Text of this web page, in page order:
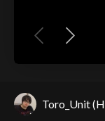
Toro_Unit